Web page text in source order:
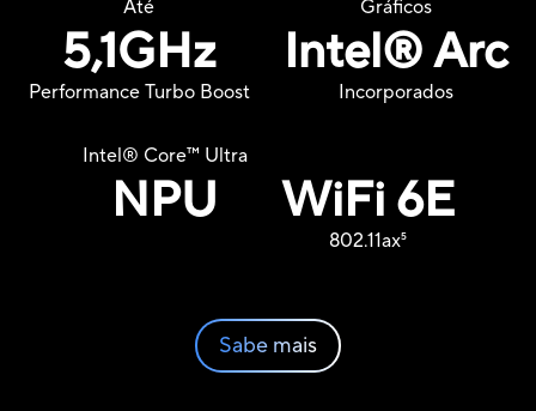
Até
5,1GHz
Performance Turbo Boost
Gráficos
Intel® Arc
Incorporados
Intel® Core™ Ultra
NPU WiFi 6E
802.11ax5
Sabe mais